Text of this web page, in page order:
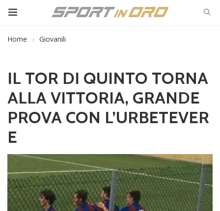
Home Giovanili
IL TOR DI QUINTO TORNA
ALLA VITTORIA, GRANDE
PROVA CON L’URBETEVER
E